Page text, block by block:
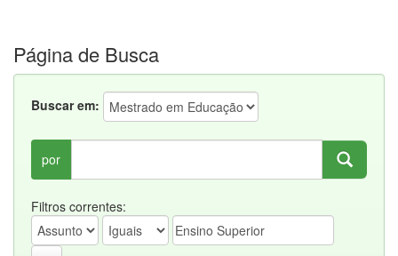
Página de Busca
Buscar em:
por
Filtros correntes: